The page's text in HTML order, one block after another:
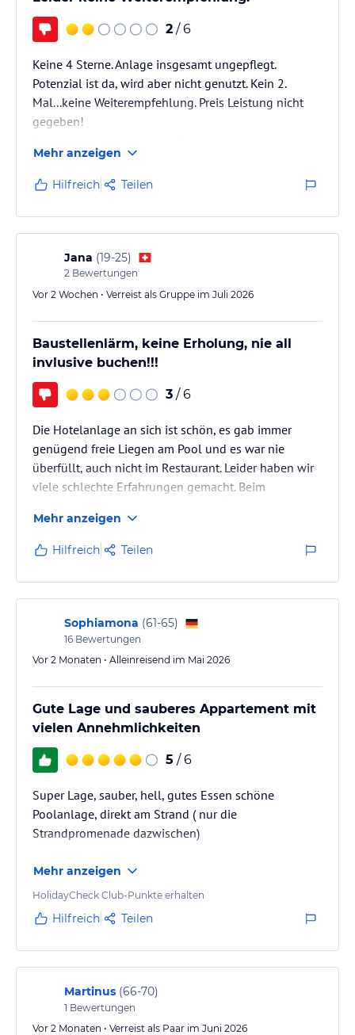
2 / 6
Keine 4 Sterne. Anlage insgesamt ungepflegt.
Potenzial ist da, wird aber nicht genutzt. Kein 2.
Mal...keine Weiterempfehlung. Preis Leistung nicht
gegeben!
Feingefühl für Gäste. Diese scheinen eher störend zu
sein. Unangekündigte Baustelle im Hotel.
Presslufthammer tagsüber. Keine Erholung am Pool,
Balkon oder Dachterrasse möglich. Beschwerden wird
nicht nachgekommen.
Mehr anzeigen
Hilfreich Teilen
Jana (19-25)
2 Bewertungen
Vor 2 Wochen • Verreist als Gruppe im Juli 2026
Baustellenlärm, keine Erholung, nie all
invlusive buchen!!!
3 / 6
Die Hotelanlage an sich ist schön, es gab immer
genügend freie Liegen am Pool und es war nie
überfüllt, auch nicht im Restaurant. Leider haben wir
viele schlechte Erfahrungen gemacht. Beim
Zimmer bringen, obwohl wir nach Hilfe gefragt
haben, weil 2 von 4 Personen an Krücken gingen und
der Weg ins Zimmer war steil und mit vielen Treppen.
Miserabler Service. Kein All Inclusive buchen! Die
Essensauswahl ist sehr klein und immer dasselbe. Am
dritten Tag hattem wir alle…
Mehr anzeigen
Hilfreich Teilen
Sophiamona (61-65)
16 Bewertungen
Vor 2 Monaten • Alleinreisend im Mai 2026
Gute Lage und sauberes Appartement mit
vielen Annehmlichkeiten
5 / 6
Super Lage, sauber, hell, gutes Essen schöne
Poolanlage, direkt am Strand ( nur die
Strandpromenade dazwischen)
Mehr anzeigen
HolidayCheck Club-Punkte erhalten
Hilfreich Teilen
Martinus (66-70)
1 Bewertungen
Vor 2 Monaten • Verreist als Paar im Juni 2026